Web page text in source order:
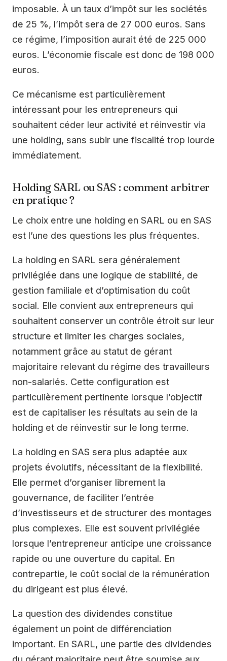
imposable. À un taux d’impôt sur les sociétés
de 25 %, l’impôt sera de 27 000 euros. Sans
ce régime, l’imposition aurait été de 225 000
euros. L’économie fiscale est donc de 198 000
euros.
Ce mécanisme est particulièrement
intéressant pour les entrepreneurs qui
souhaitent céder leur activité et réinvestir via
une holding, sans subir une fiscalité trop lourde
immédiatement.
Holding SARL ou SAS : comment arbitrer
en pratique ?
Le choix entre une holding en SARL ou en SAS
est l’une des questions les plus fréquentes.
La holding en SARL sera généralement
privilégiée dans une logique de stabilité, de
gestion familiale et d’optimisation du coût
social. Elle convient aux entrepreneurs qui
souhaitent conserver un contrôle étroit sur leur
structure et limiter les charges sociales,
notamment grâce au statut de gérant
majoritaire relevant du régime des travailleurs
non-salariés. Cette configuration est
particulièrement pertinente lorsque l’objectif
est de capitaliser les résultats au sein de la
holding et de réinvestir sur le long terme.
La holding en SAS sera plus adaptée aux
projets évolutifs, nécessitant de la flexibilité.
Elle permet d’organiser librement la
gouvernance, de faciliter l’entrée
d’investisseurs et de structurer des montages
plus complexes. Elle est souvent privilégiée
lorsque l’entrepreneur anticipe une croissance
rapide ou une ouverture du capital. En
contrepartie, le coût social de la rémunération
du dirigeant est plus élevé.
La question des dividendes constitue
également un point de différenciation
important. En SARL, une partie des dividendes
du gérant majoritaire peut être soumise aux